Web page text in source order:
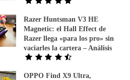
Razer Huntsman V3 HE
Magnetic: el Hall Effect de
Razer llega «para los pro» sin
vaciarles la cartera – Análisis
OPPO Find X9 Ultra,